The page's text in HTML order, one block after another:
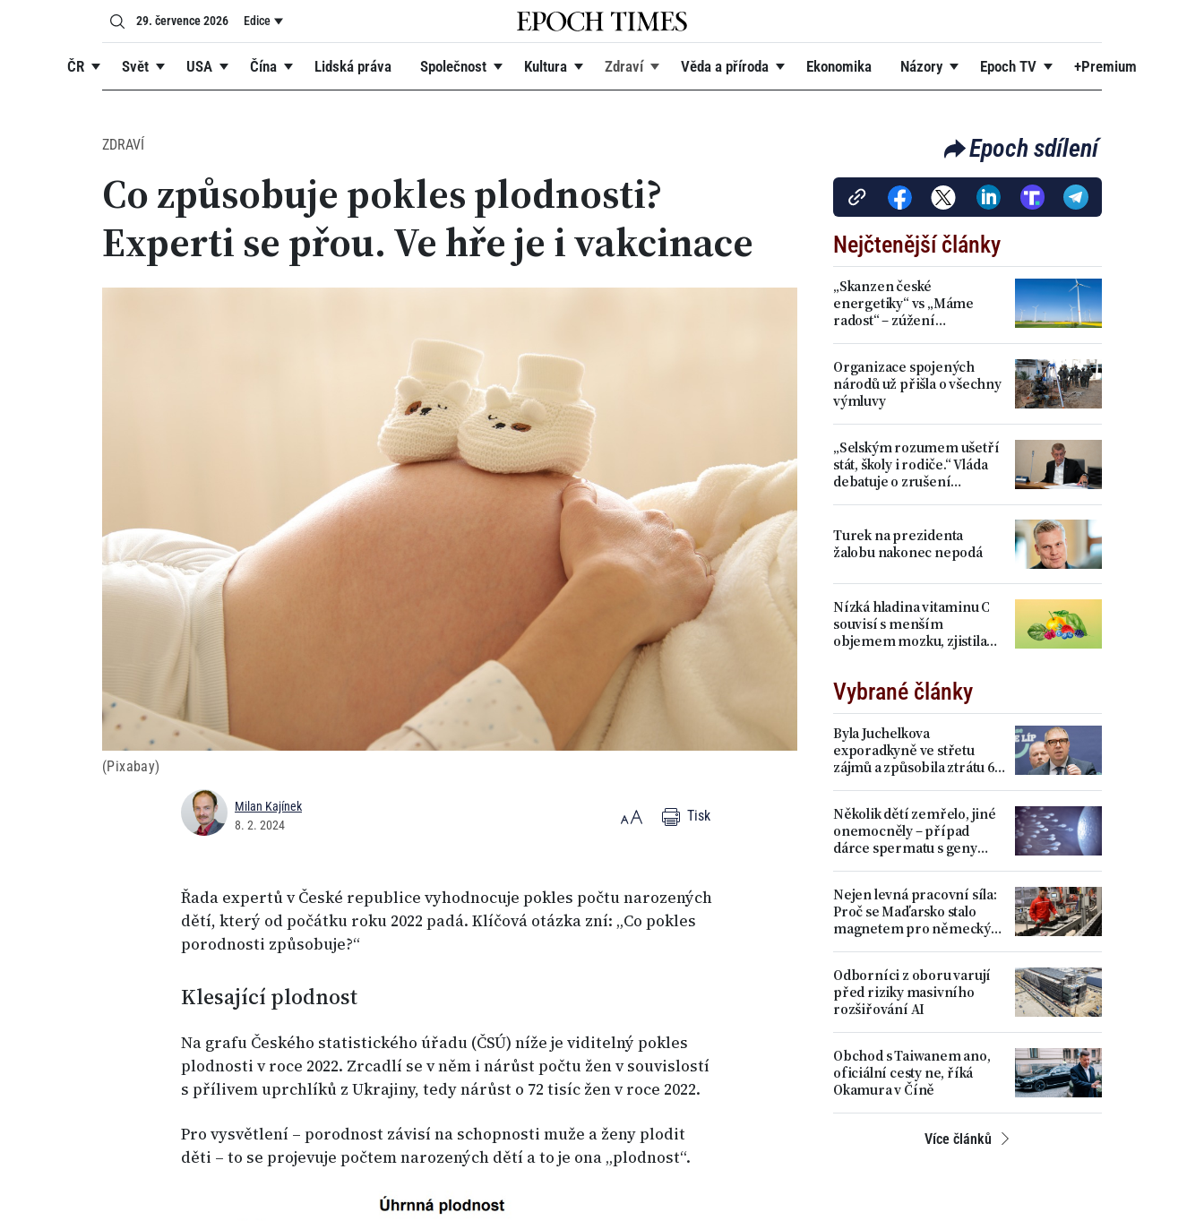
29. července 2026 Edice
ČR Svět USA Čína Lidská práva Společnost Kultura Zdraví Věda a příroda Ekonomika Názory Epoch TV +Premium
ZDRAVÍ
Co způsobuje pokles plodnosti?
Experti se přou. Ve hře je i vakcinace
(Pixabay)
Milan Kajínek
8. 2. 2024
Tisk
Řada expertů v České republice vyhodnocuje pokles počtu narozených
dětí, který od počátku roku 2022 padá. Klíčová otázka zní: „Co pokles
porodnosti způsobuje?“
Klesající plodnost
Na grafu Českého statistického úřadu (ČSÚ) níže je viditelný pokles
plodnosti v roce 2022. Zrcadlí se v něm i nárůst počtu žen v souvislostí
s přílivem uprchlíků z Ukrajiny, tedy nárůst o 72 tisíc žen v roce 2022.
Pro vysvětlení – porodnost závisí na schopnosti muže a ženy plodit
děti – to se projevuje počtem narozených dětí a to je ona „plodnost“.
Epoch sdílení
Nejčtenější články
„Skanzen české
energetiky“ vs „Máme
radost“ – zúžení
Organizace spojených
národů už přišla o všechny
výmluvy
„Selským rozumem ušetří
stát, školy i rodiče.“ Vláda
debatuje o zrušení
Turek na prezidenta
žalobu nakonec nepodá
Nízká hladina vitaminu C
souvisí s menším
objemem mozku, zjistila
Vybrané články
Byla Juchelkova
exporadkyně ve střetu
zájmů a způsobila ztrátu 64
ministr
Několik dětí zemřelo, jiné
onemocněly – případ
dárce spermatu s geny
Nejen levná pracovní síla:
Proč se Maďarsko stalo
magnetem pro německý
Odborníci z oboru varují
před riziky masivního
rozšiřování AI
Obchod s Taiwanem ano,
oficiální cesty ne, říká
Okamura v Číně
Více článků